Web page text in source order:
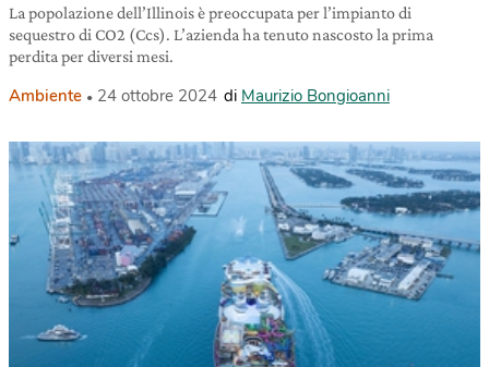
La popolazione dell’Illinois è preoccupata per l’impianto di
sequestro di CO2 (Ccs). L’azienda ha tenuto nascosto la prima
perdita per diversi mesi.
Ambiente 24 ottobre 2024 di Maurizio Bongioanni